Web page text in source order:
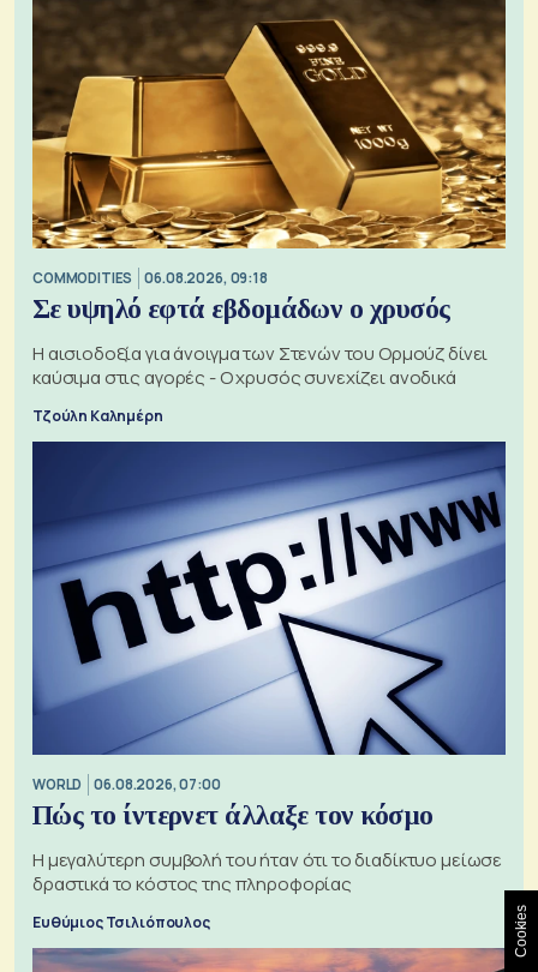
COMMODITIES 06.08.2026, 09:18
Σε υψηλό εφτά εβδομάδων ο χρυσός
Η αισιοδοξία για άνοιγμα των Στενών του Ορμούζ δίνει
καύσιμα στις αγορές - Ο χρυσός συνεχίζει ανοδικά
Τζούλη Καλημέρη
WORLD 06.08.2026, 07:00
Πώς το ίντερνετ άλλαξε τον κόσμο
Η μεγαλύτερη συμβολή του ήταν ότι το διαδίκτυο μείωσε
δραστικά το κόστος της πληροφορίας
Ευθύμιος Τσιλιόπουλος Cookies